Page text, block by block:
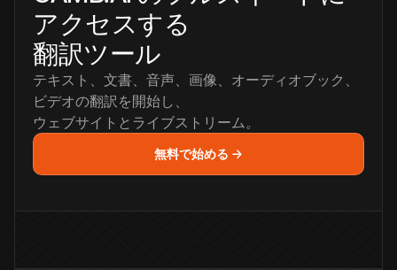
アクセスする
翻訳ツール
テキスト、文書、音声、画像、オーディオブック、
ビデオの翻訳を開始し、
ウェブサイトとライブストリーム。
無料で始める →